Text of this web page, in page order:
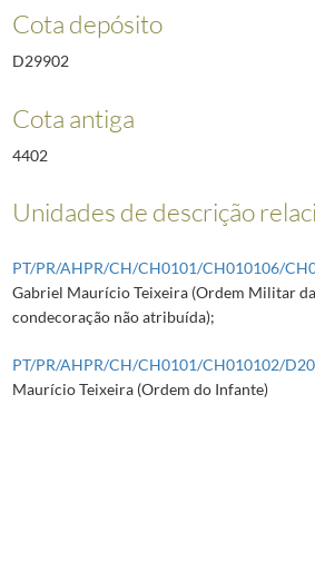
Cota depósito
D29902
Cota antiga
4402
Unidades de descrição
PT/PR/AHPR/CH/CH0101/CH010106/
Gabriel Maurício Teixeira (Ordem Militar da
condecoração não atribuída);
PT/PR/AHPR/CH/CH0101/CH010102/
Maurício Teixeira (Ordem do Infante)